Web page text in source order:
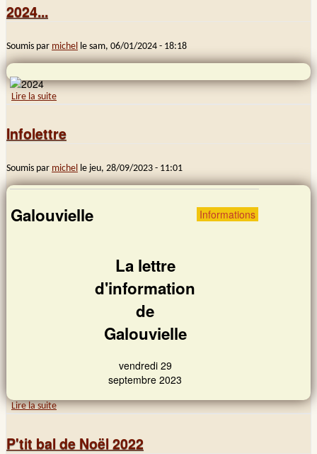
Contacts
Connexion
2024...
Soumis par michel le sam, 06/01/2024 - 18:18
Lire la suite
Infolettre
Soumis par michel le jeu, 28/09/2023 - 11:01
Galouvielle Informations
La lettre
d'information
de
Galouvielle
vendredi 29
septembre 2023
Lire la suitede Infolettre
P'tit bal de Noël 2022